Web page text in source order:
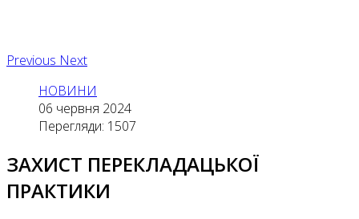
Previous Next
НОВИНИ
06 червня 2024
Перегляди: 1507
ЗАХИСТ ПЕРЕКЛАДАЦЬКОЇ
ПРАКТИКИ